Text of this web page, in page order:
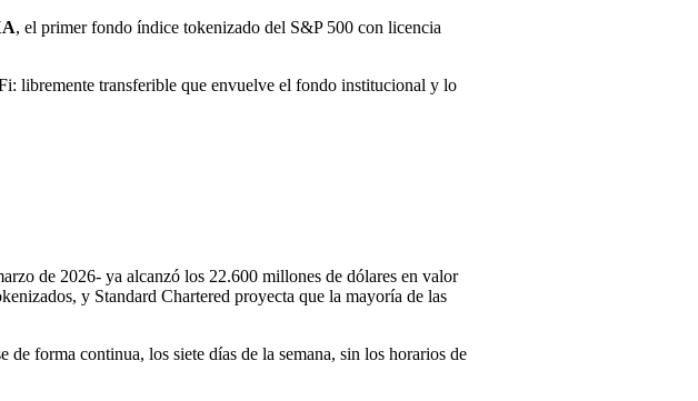
, el primer fondo índice tokenizado del S&P 500 con licencia
libremente transferible que envuelve el fondo institucional y lo
de 2026- ya alcanzó los 22.600 millones de dólares en valor
y Standard Chartered proyecta que la mayoría de las
forma continua, los siete días de la semana, sin los horarios de